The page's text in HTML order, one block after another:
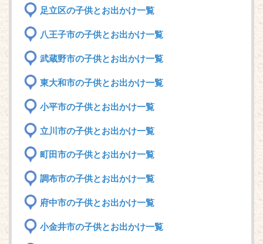
足立区の子供とお出かけ一覧
八王子市の子供とお出かけ一覧
武蔵野市の子供とお出かけ一覧
東大和市の子供とお出かけ一覧
小平市の子供とお出かけ一覧
立川市の子供とお出かけ一覧
町田市の子供とお出かけ一覧
調布市の子供とお出かけ一覧
府中市の子供とお出かけ一覧
小金井市の子供とお出かけ一覧